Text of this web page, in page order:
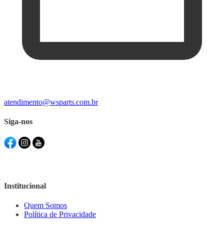
atendimento@wsparts.com.br
Siga-nos
Institucional
Quem Somos
Política de Privacidade